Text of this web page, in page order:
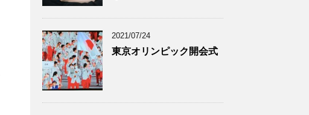
2021/07/24
東京オリンピック開会式